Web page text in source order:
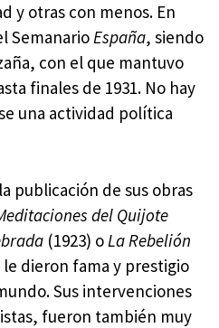
y otras con menos. En
SemanarioEspaña, siendo
con el que mantuvo
finales de 1931. No hay
una actividad política
publicación de sus obras
del Quijote
(1923) o La Rebelión
le dieron fama y prestigio
Sus intervenciones
fueron también muy